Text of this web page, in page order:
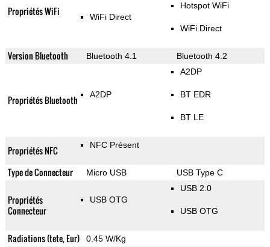
Propriétés WiFi WiFi Direct
Hotspot WiFi
WiFi Direct
Version Bluetooth Bluetooth 4.1 Bluetooth 4.2
Propriétés Bluetooth A2DP
A2DP
BT EDR
BT LE
Propriétés NFC NFC Présent
Type de Connecteur Micro USB USB Type C
Propriétés
Connecteur
USB OTG
USB 2.0
USB OTG
Radiations (tete, Eur) 0.45 W/Kg